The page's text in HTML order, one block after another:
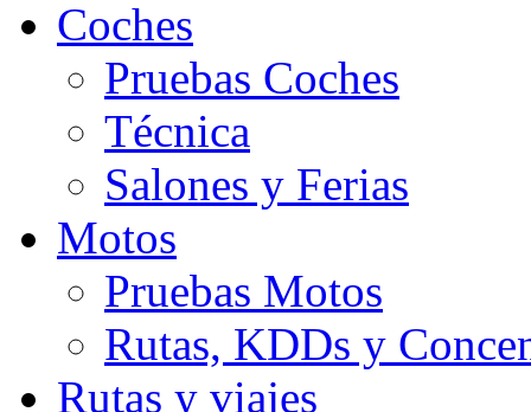
Coches
Pruebas Coches
Técnica
Salones y Ferias
Motos
Pruebas Motos
Rutas, KDDs y
Rutas y viajes